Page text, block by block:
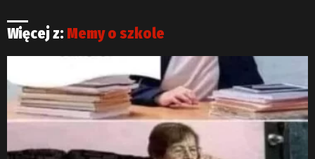
Więcej z: Memy o szkole